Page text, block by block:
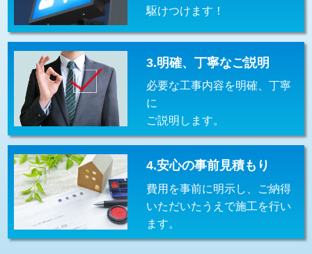
交換・取付(排水栓・排水トラップ
（P/S/ポップアップ））
22,000円+材料費
交換・取付（その他部品） 11,000円+材料費
持込商品取付（単水栓） 13,200円
持込商品取付（混合水栓） 16,500円
持込商品取付（浄水器・分岐水栓） 16,500円
給水管工事※（ホール加工) 16,500円
給水管工事※（バンド止め) 3,300円
給水管工事※（支持金具設置)
駆けつけます！
3.明確、丁寧なご説明
必要な工事内容を明確、丁寧
に
ご説明します。
4.安心の事前見積もり
費用を事前に明示し、ご納得
いただいたうえで施工を行い
ます。